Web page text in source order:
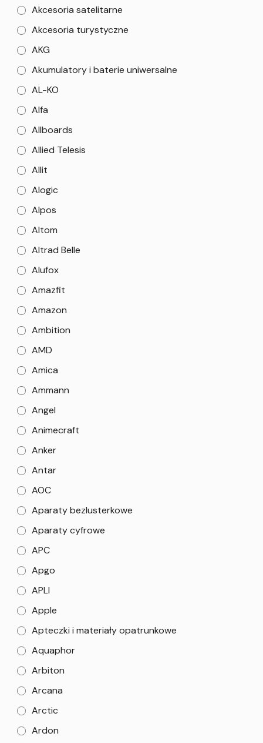
Akcesoria satelitarne
Akcesoria turystyczne
AKG
Akumulatory i baterie uniwersalne
AL-KO
Alfa
Allboards
Allied Telesis
Allit
Alogic
Alpos
Altom
Altrad Belle
Alufox
Amazfit
Amazon
Ambition
AMD
Amica
Ammann
Angel
Animecraft
Anker
Antar
AOC
Aparaty bezlusterkowe
Aparaty cyfrowe
APC
Apgo
APLI
Apple
Apteczki i materiały opatrunkowe
Aquaphor
Arbiton
Arcana
Arctic
Ardon